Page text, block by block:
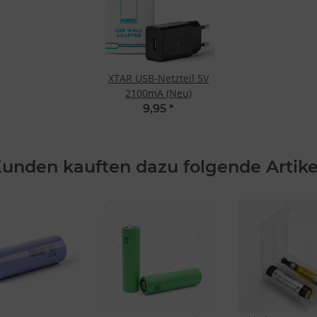
XTAR USB-Netzteil 5V
2100mA (Neu)
9,95 *
kauften dazu folgende